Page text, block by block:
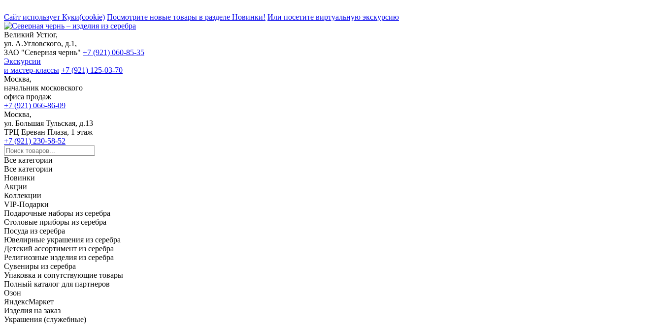
Сайт использует Куки(cookie) Посмотрите новые товары в разделе Новинки! Или посетите виртуальную экскурсию
Великий Устюг,
ул. А.Угловского, д.1,
ЗАО "Северная чернь" +7 (921) 060-85-35
Экскурсии
и мастер-классы +7 (921) 125-03-70
Москва,
начальник московского
офиса продаж
+7 (921) 066-86-09
Москва,
ул. Большая Тульская, д.13
ТРЦ Ереван Плаза, 1 этаж
+7 (921) 230-58-52
Все категории
Все категории
Новинки
Акции
Коллекции
VIP-Подарки
Подарочные наборы из серебра
Столовые приборы из серебра
Посуда из серебра
Ювелирные украшения из серебра
Детский ассортимент из серебра
Религиозные изделия из серебра
Сувениры из серебра
Упаковка и сопутствующие товары
Полный каталог для партнеров
Озон
ЯндексМаркет
Изделия на заказ
Украшения (служебные)